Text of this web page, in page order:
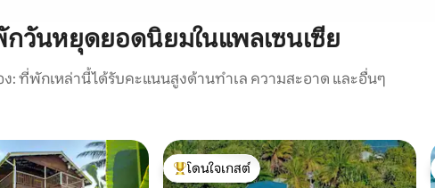
วันหยุดยอดนิยมในแพลเซนเซีย
ง: ที่พักเหล่านี้ได้รับคะแนนสูงด้านทำเล ความสะอาด และอื่นๆ
โดนใจเกสต์ที่สุด
โดนใจเกสต์